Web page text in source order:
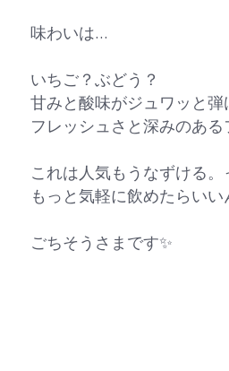
味わいは…
いちご？ぶどう？
甘みと酸味がジュワッと弾
フレッシュさと深みのあ
これは人気もうなずける
もっと気軽に飲めたらい
ごちそうさまです✨